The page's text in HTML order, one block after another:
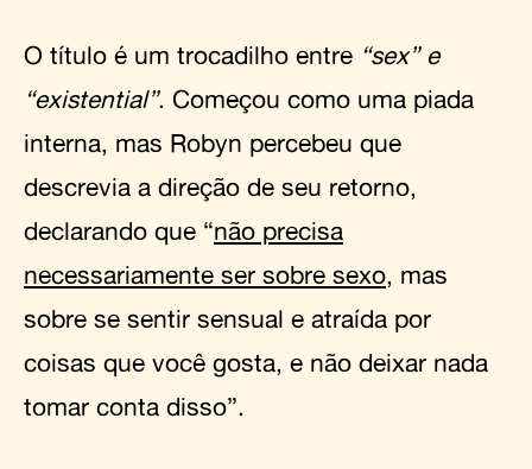
O título é um trocadilho entre “sex” e
“existential”. Começou como uma piada
interna, mas Robyn percebeu que
descrevia a direção de seu retorno,
declarando que “não precisa
necessariamente ser sobre sexo, mas
sobre se sentir sensual e atraída por
coisas que você gosta, e não deixar nada
tomar conta disso”.